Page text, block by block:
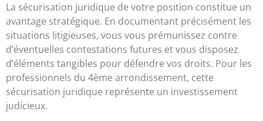
La sécurisation juridique de votre position constitue un
avantage stratégique. En documentant précisément les
situations litigieuses, vous vous prémunissez contre
d’éventuelles contestations futures et vous disposez
d’éléments tangibles pour défendre vos droits. Pour les
professionnels du 4ème arrondissement, cette
sécurisation juridique représente un investissement
judicieux.